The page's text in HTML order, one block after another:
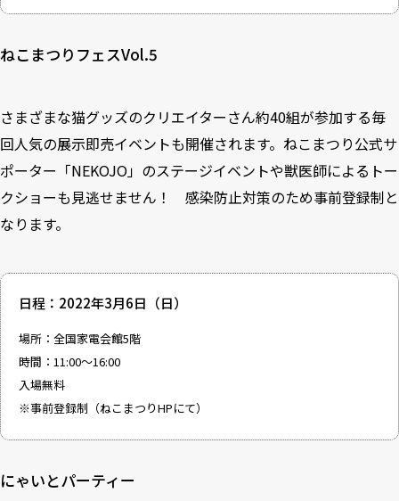
ねこまつりフェスVol.5
さまざまな猫グッズのクリエイターさん約40組が参加する毎
回人気の展示即売イベントも開催されます。ねこまつり公式サ
ポーター「NEKOJO」のステージイベントや獣医師によるトー
クショーも見逃せません！ 感染防止対策のため事前登録制と
なります。
日程：2022年3月6日（日）
場所：全国家電会館5階
時間：11:00～16:00
入場無料
※事前登録制（ねこまつりHPにて）
にゃいとパーティー